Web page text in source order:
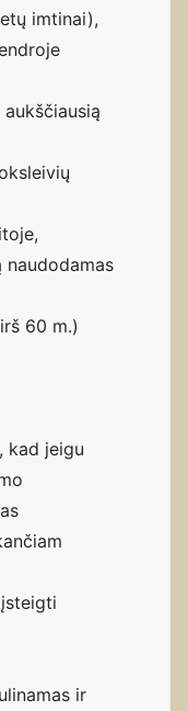
imtinai),
naudodamas
60 m.)
kad jeigu
ir